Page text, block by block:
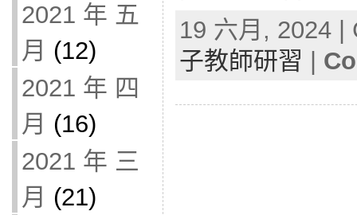
2021 年 五
月 (12)
2021 年 四
月 (16)
2021 年 三
月 (21)
19 六月, 2024
子教師研習